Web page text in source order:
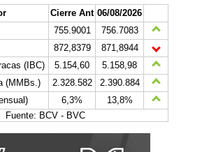
Cierre Ant 06/08/2026
755.9001
756.7083
872,8379
871,8944
(IBC)
5.154,60
5.158,98
(MMBs.)
2.328.582
2.390.884
6,3%
13,8%
Fuente: BCV - BVC